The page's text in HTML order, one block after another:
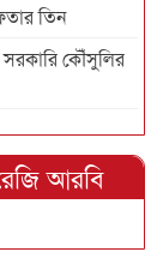
তিন
কৌঁসুলির
আরবি